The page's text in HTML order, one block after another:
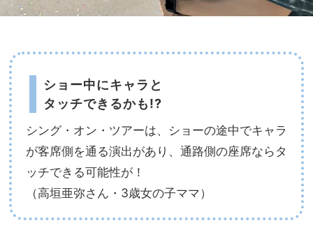
ショー中にキャラと
タッチできるかも!?
シング・オン・ツアーは、ショーの途中でキャラ
が客席側を通る演出があり、通路側の座席ならタ
ッチできる可能性が！
（高垣亜弥さん・3歳女の子ママ）